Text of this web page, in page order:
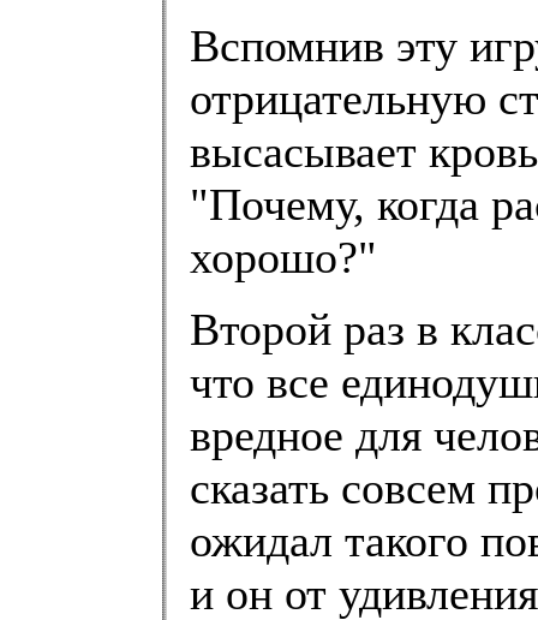
Вспомнив эту
отрицательную
высасывает
"Почему, когда
хорошо?"
Второй раз в
что все
вредное для
сказать совсем
ожидал такого
и он от